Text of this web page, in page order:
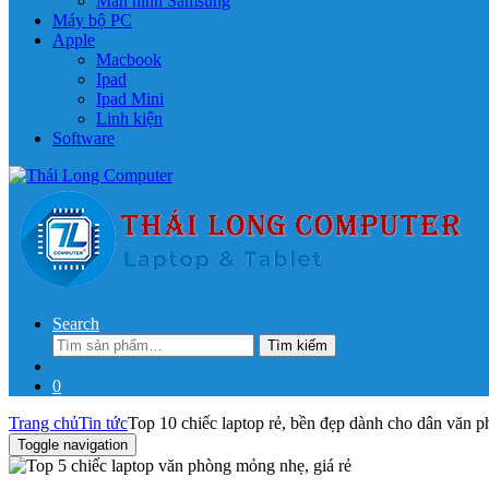
Máy bộ PC
Apple
Macbook
Ipad
Ipad Mini
Linh kiện
Software
Search
Tìm
kiếm:
Tìm kiếm
0
Trang chủTin tứcTop 10 chiếc laptop rẻ, bền đẹp dành cho dân văn
Toggle navigation